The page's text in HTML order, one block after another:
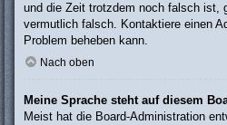
und die Zeit trotzdem noch falsch ist,
vermutlich falsch. Kontaktiere einen
Problem beheben kann.
Nach oben
Meine Sprache steht auf diesem
Meist hat die Board-Administration